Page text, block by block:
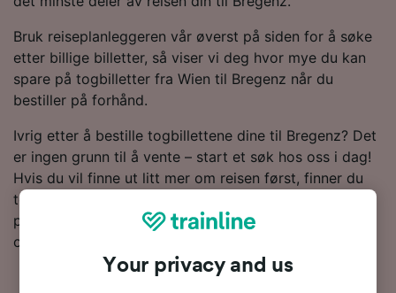
Bruk reiseplanleggeren vår øverst på siden for å søke
etter billige billetter, så viser vi deg hvor mye du kan
spare på togbilletter fra Wien til Bregenz når du
bestiller på forhånd.
Ivrig etter å bestille togbillettene dine til Bregenz? Det
er ingen grunn til å vente – start et søk hos oss i dag!
Hvis du vil finne ut litt mer om reisen først, finner du
togtider nedenfor, tips om å bestille billetter til en lav
pris og våre vanlige spørsmål, inkludert dagens første
og siste tog.
Your privacy and us